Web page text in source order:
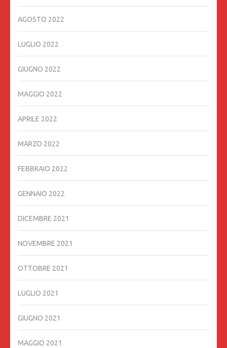
AGOSTO 2022
LUGLIO 2022
GIUGNO 2022
MAGGIO 2022
APRILE 2022
MARZO 2022
FEBBRAIO 2022
GENNAIO 2022
DICEMBRE 2021
NOVEMBRE 2021
OTTOBRE 2021
LUGLIO 2021
GIUGNO 2021
MAGGIO 2021